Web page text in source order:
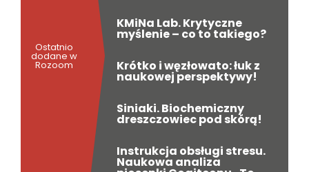
Ostatnio
dodane w
Rozoom
KMiNa Lab. Krytyczne
myślenie – co to takiego?
Krótko i węzłowato: łuk z
naukowej perspektywy!
Siniaki. Biochemiczny
dreszczowiec pod skórą!
Instrukcja obsługi stresu.
Naukowa analiza